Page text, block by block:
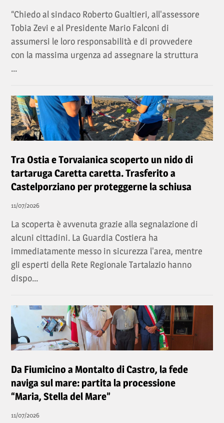
“Chiedo al sindaco Roberto Gualtieri, all'assessore
Tobia Zevi e al Presidente Mario Falconi di
assumersi le loro responsabilità e di provvedere
con la massima urgenza ad assegnare la struttura
...
Tra Ostia e Torvaianica scoperto un nido di
tartaruga Caretta caretta. Trasferito a
Castelporziano per proteggerne la schiusa
11/07/2026
La scoperta è avvenuta grazie alla segnalazione di
alcuni cittadini. La Guardia Costiera ha
immediatamente messo in sicurezza l'area, mentre
gli esperti della Rete Regionale Tartalazio hanno
dispo...
Da Fiumicino a Montalto di Castro, la fede
naviga sul mare: partita la processione
“Maria, Stella del Mare”
11/07/2026